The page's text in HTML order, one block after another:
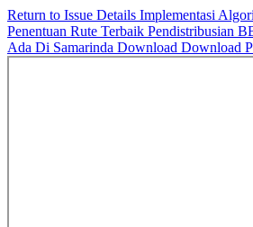
Return to Issue Details Implementasi
Penentuan Rute Terbaik Pendistribusian
Ada Di Samarinda Download Download